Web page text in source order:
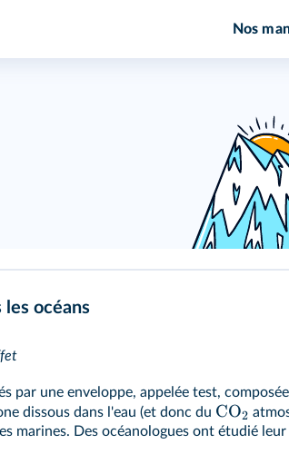
Nos
océans
par une enveloppe, appelée test,
dissous dans l'eau (et donc du CO2
marines. Des océanologues ont étudié leur